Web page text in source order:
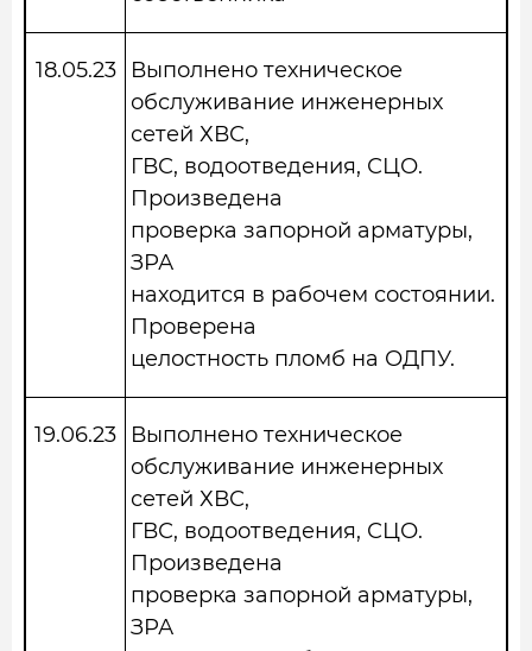
18.05.23
Выполнено техническое
обслуживание инженерных
сетей ХВС,
ГВС, водоотведения, СЦО.
Произведена
проверка запорной арматуры,
ЗРА
находится в рабочем состоянии.
Проверена
целостность пломб на ОДПУ.
19.06.23
Выполнено техническое
обслуживание инженерных
сетей ХВС,
ГВС, водоотведения, СЦО.
Произведена
проверка запорной арматуры,
ЗРА